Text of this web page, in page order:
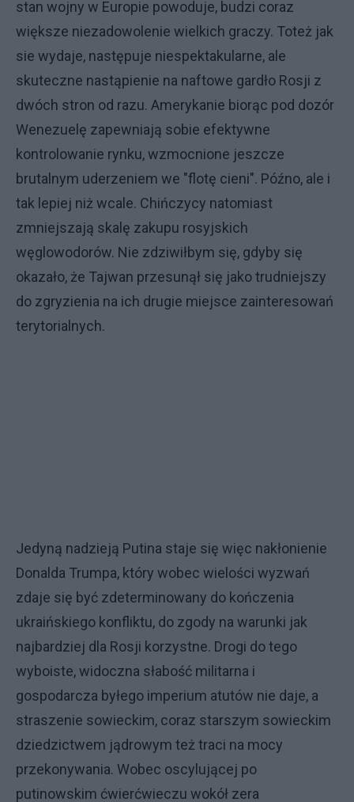
stan wojny w Europie powoduje, budzi coraz
większe niezadowolenie wielkich graczy. Toteż jak
sie wydaje, następuje niespektakularne, ale
skuteczne nastąpienie na naftowe gardło Rosji z
dwóch stron od razu. Amerykanie biorąc pod dozór
Wenezuelę zapewniają sobie efektywne
kontrolowanie rynku, wzmocnione jeszcze
brutalnym uderzeniem we "flotę cieni". Późno, ale i
tak lepiej niż wcale. Chińczycy natomiast
zmniejszają skalę zakupu rosyjskich
węglowodorów. Nie zdziwiłbym się, gdyby się
okazało, że Tajwan przesunął się jako trudniejszy
do zgryzienia na ich drugie miejsce zainteresowań
terytorialnych.
Jedyną nadzieją Putina staje się więc nakłonienie
Donalda Trumpa, który wobec wielości wyzwań
zdaje się być zdeterminowany do kończenia
ukraińskiego konfliktu, do zgody na warunki jak
najbardziej dla Rosji korzystne. Drogi do tego
wyboiste, widoczna słabość militarna i
gospodarcza byłego imperium atutów nie daje, a
straszenie sowieckim, coraz starszym sowieckim
dziedzictwem jądrowym też traci na mocy
przekonywania. Wobec oscylującej po
putinowskim ćwierćwieczu wokół zera